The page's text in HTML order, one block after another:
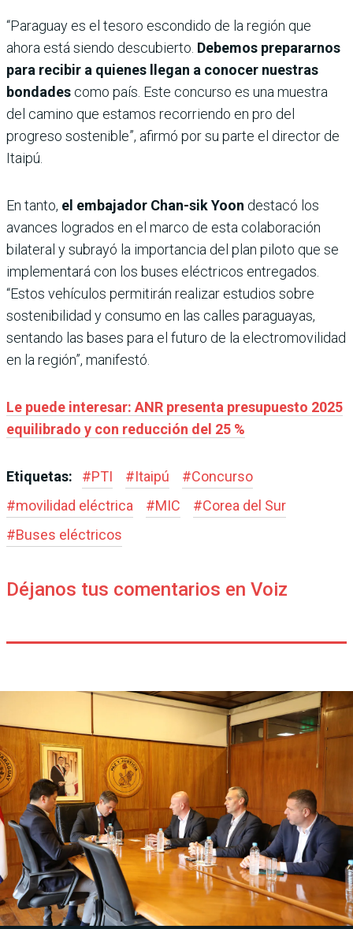
“Paraguay es el tesoro escondido de la región que
ahora está siendo descubierto. Debemos prepararnos
para recibir a quienes llegan a conocer nuestras
bondades como país. Este concurso es una muestra
del camino que estamos recorriendo en pro del
progreso sostenible”, afirmó por su parte el director de
Itaipú.
En tanto, el embajador Chan-sik Yoon destacó los
avances logrados en el marco de esta colaboración
bilateral y subrayó la importancia del plan piloto que se
implementará con los buses eléctricos entregados.
“Estos vehículos permitirán realizar estudios sobre
sostenibilidad y consumo en las calles paraguayas,
sentando las bases para el futuro de la electromovilidad
en la región”, manifestó.
Le puede interesar: ANR presenta presupuesto 2025
equilibrado y con reducción del 25 %
Etiquetas: #PTI #Itaipú #Concurso
#movilidad eléctrica #MIC #Corea del Sur
#Buses eléctricos
Déjanos tus comentarios en Voiz